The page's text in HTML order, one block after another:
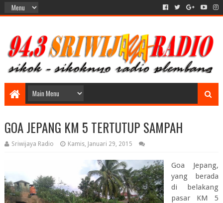
GOA JEPANG KM 5 TERTUTUP SAMPAH
Sriwijaya Radio Kamis, Januari 29, 2015
Goa Jepang,
yang berada
di belakang
pasar KM 5